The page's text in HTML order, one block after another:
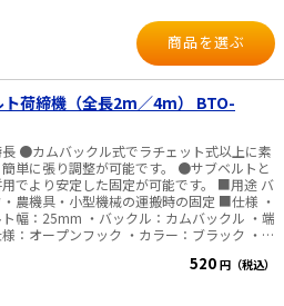
（127kg） ・破断荷重 RTA-2518S：
（510kg） RTA-2530S：5.0kN（510kg）
25SBL 2pcs：5.0kN（509kg） ・材質 ベル
リエステル ・セット内容：2本組（RTA-
2pcsのみ） ※使用荷重を守ってご使用く
。 ※用途以外での使用はしないでくださ
商品を選ぶ
ト荷締機（全長2m／4m） BTO-
●カムバックル式でラチェット式以上に素
簡単に張り調整が可能です。 ●サブベルトと
でより安定した固定が可能です。 ■用途 バ
農機具・小型機械の運搬時の固定 ■仕様 ・
幅：25mm ・バックル：カムバックル ・端
：オープンフック ・カラー：ブラック ・全
用力：0.75kN（76kg） ・破断荷重：
520 円（税込）